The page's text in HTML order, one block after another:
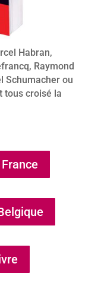
Habran,
Raymond
Schumacher ou
tous croisé la